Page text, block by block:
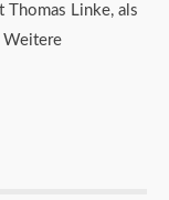
Thomas Linke, als
Weitere